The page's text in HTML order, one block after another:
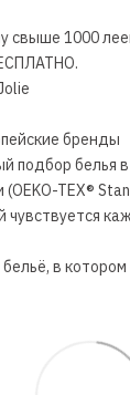
свыше 1000
бренды
подбор белья
(OEKO-TEX®
чувствуется
в